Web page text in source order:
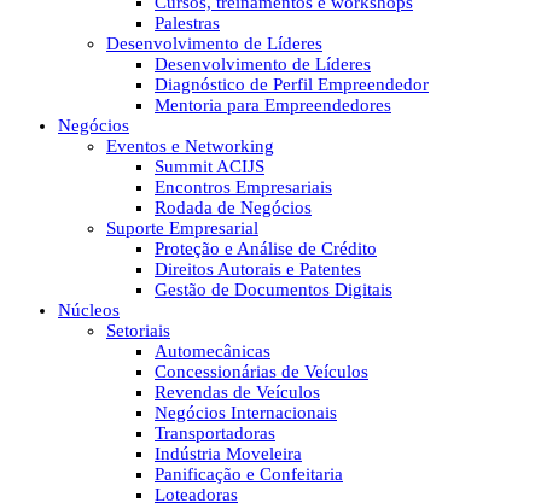
Palestras
Desenvolvimento de Líderes
Desenvolvimento de Líderes
Diagnóstico de Perfil Empreendedor
Mentoria para Empreendedores
Negócios
Eventos e Networking
Summit ACIJS
Encontros Empresariais
Rodada de Negócios
Suporte Empresarial
Proteção e Análise de Crédito
Direitos Autorais e Patentes
Gestão de Documentos Digitais
Núcleos
Setoriais
Automecânicas
Concessionárias de Veículos
Revendas de Veículos
Negócios Internacionais
Transportadoras
Indústria Moveleira
Panificação e Confeitaria
Loteadoras